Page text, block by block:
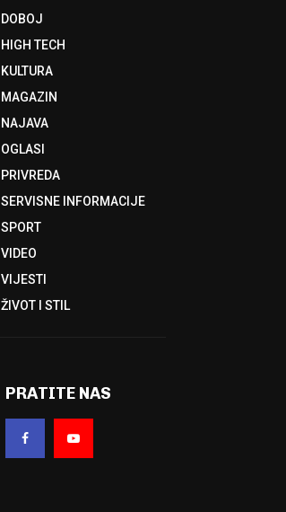
DOBOJ
HIGH TECH
KULTURA
MAGAZIN
NAJAVA
OGLASI
PRIVREDA
SERVISNE INFORMACIJE
SPORT
VIDEO
VIJESTI
ŽIVOT I STIL
PRATITE NAS